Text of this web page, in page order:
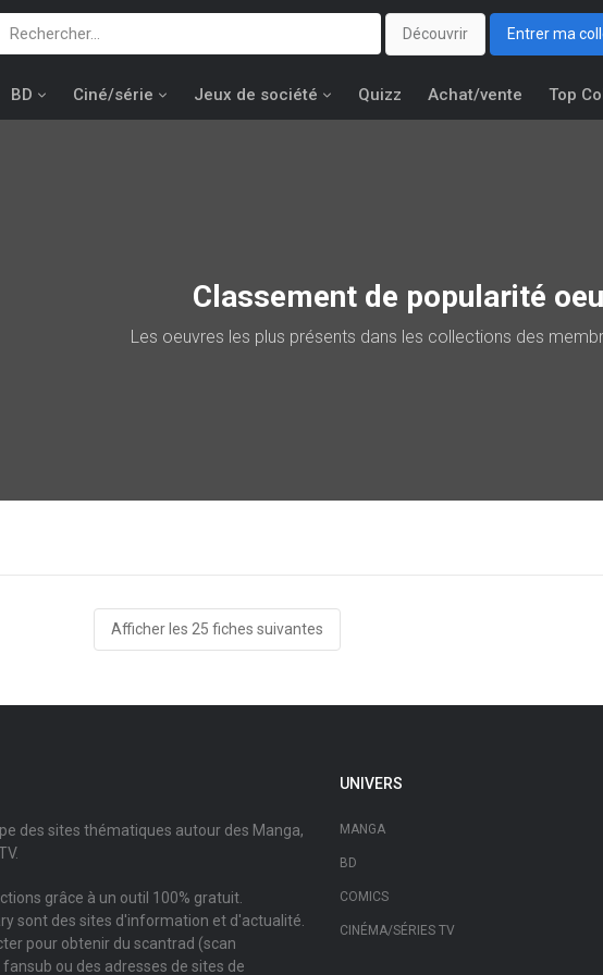
Découvrir Entrer ma
BD Ciné/série Jeux de société Quizz Achat/vente Top
Classement de popularité
Les oeuvres les plus présents dans les collections des
Afficher les 25 fiches suivantes
des sites thématiques autour des Manga,
grâce à un outil 100% gratuit.
sont des sites d'information et d'actualité.
pour obtenir du scantrad (scan
ou des adresses de sites de
UNIVERS
MANGA
BD
COMICS
CINÉMA/SÉRIES TV